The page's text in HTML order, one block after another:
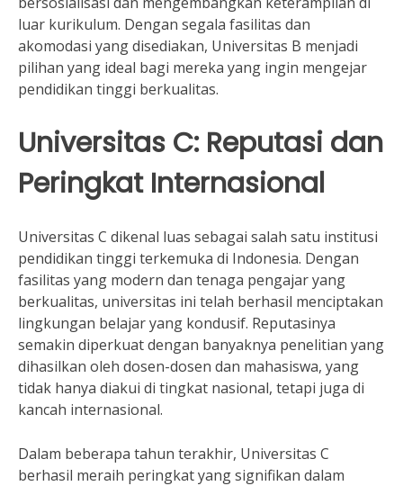
luar kurikulum. Dengan segala fasilitas dan
akomodasi yang disediakan, Universitas B menjadi
pilihan yang ideal bagi mereka yang ingin mengejar
pendidikan tinggi berkualitas.
Universitas C: Reputasi dan
Peringkat Internasional
Universitas C dikenal luas sebagai salah satu institusi
pendidikan tinggi terkemuka di Indonesia. Dengan
fasilitas yang modern dan tenaga pengajar yang
berkualitas, universitas ini telah berhasil menciptakan
lingkungan belajar yang kondusif. Reputasinya
semakin diperkuat dengan banyaknya penelitian yang
dihasilkan oleh dosen-dosen dan mahasiswa, yang
tidak hanya diakui di tingkat nasional, tetapi juga di
kancah internasional.
Dalam beberapa tahun terakhir, Universitas C
berhasil meraih peringkat yang signifikan dalam